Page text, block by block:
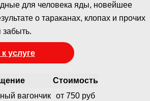
для человека яды, новейшее
о тараканах, клопах и прочих
забыть.
услуге
Стоимость
вагончик от 750 руб